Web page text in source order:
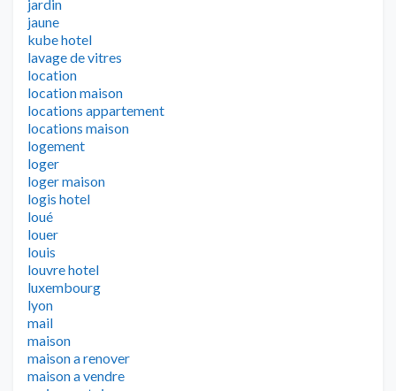
jardin
jaune
kube hotel
lavage de vitres
location
location maison
locations appartement
locations maison
logement
loger
loger maison
logis hotel
loué
louer
louis
louvre hotel
luxembourg
lyon
mail
maison
maison a renover
maison a vendre